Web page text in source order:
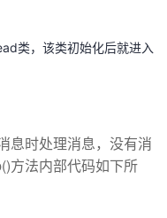
类，该类初始化后就进入
息时处理消息，没有消
方法内部代码如下所